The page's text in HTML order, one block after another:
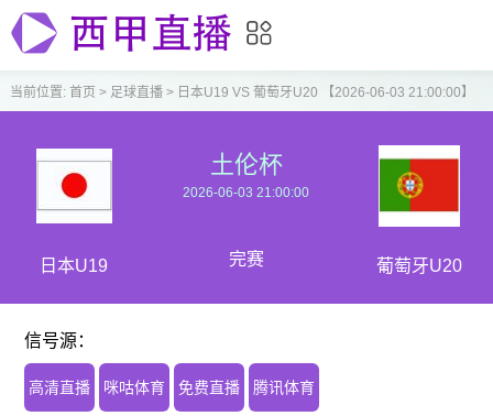
当前位置: 首页 > 足球直播> 日本U19 VS 葡萄牙U20 【2026-06-03 21:00:00】
日本U19
土伦杯
2026-06-03 21:00:00
完赛 葡萄牙U20
信号源：
高清直播 咪咕体育 免费直播 腾讯体育